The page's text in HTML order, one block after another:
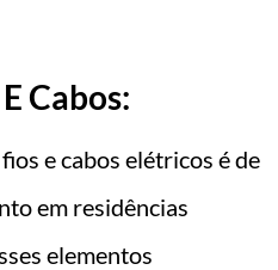
Cabos:
e cabos elétricos é de
em residências
elementos